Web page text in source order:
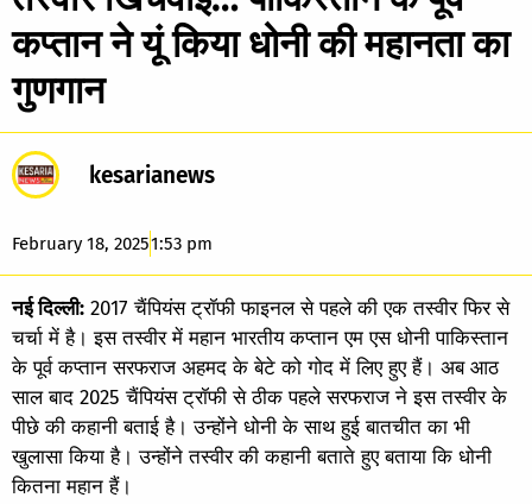
कप्तान ने यूं किया धोनी की महानता का
गुणगान
kesarianews
February 18, 20251:53 pm
नई दिल्ली: 2017 चैंपियंस ट्रॉफी फाइनल से पहले की एक तस्वीर फिर से
चर्चा में है। इस तस्वीर में महान भारतीय कप्तान एम एस धोनी पाकिस्तान
के पूर्व कप्तान सरफराज अहमद के बेटे को गोद में लिए हुए हैं। अब आठ
साल बाद 2025 चैंपियंस ट्रॉफी से ठीक पहले सरफराज ने इस तस्वीर के
पीछे की कहानी बताई है। उन्होंने धोनी के साथ हुई बातचीत का भी
खुलासा किया है। उन्होंने तस्वीर की कहानी बताते हुए बताया कि धोनी
कितना महान हैं।